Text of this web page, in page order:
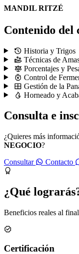
MANDIL RITZÉ
Contenido del
Historia y Trigos
Técnicas de
Porcentajes y
Control de
Gestión de la
Horneado y
Consulta e
¿Quieres más
NEGOCIO?
Consultar
Contacto
¿Qué
Beneficios reales al
Certificación